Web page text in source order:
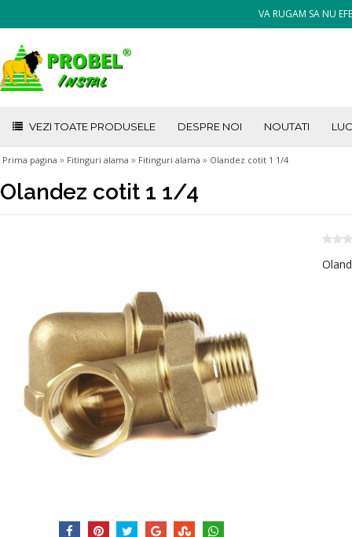
VA RUGAM SA NU
VEZI TOATE PRODUSELE DESPRE NOI NOUTATI
Prima pagina » Fitinguri alama » Fitinguri alama » Olandez cotit 1 1/4
Olandez cotit 1 1/4